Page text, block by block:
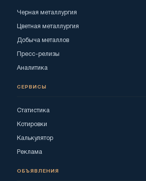
Черная металлургия
Цветная металлургия
Добыча металлов
Пресс-релизы
Аналитика
СЕРВИСЫ
Статистика
Котировки
Калькулятор
Реклама
ОБЪЯВЛЕНИЯ